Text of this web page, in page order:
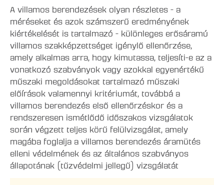
A villamos berendezések olyan részletes - a
méréseket és azok számszerű eredményének
kiértékelését is tartalmazó - különleges erősáramú
villamos szakképzettséget igénylő ellenőrzése,
amely alkalmas arra, hogy kimutassa, teljesíti-e az a
vonatkozó szabványok vagy azokkal egyenértékű
műszaki megoldásokat tartalmazó műszaki
előírások valamennyi kritériumát, továbbá a
villamos berendezés első ellenőrzéskor és a
rendszeresen ismétlődő időszakos vizsgálatok
során végzett teljes körű felülvizsgálat, amely
magába foglalja a villamos berendezés áramütés
elleni védelmének és az általános szabványos
állapotának (tűzvédelmi jellegű) vizsgálatát